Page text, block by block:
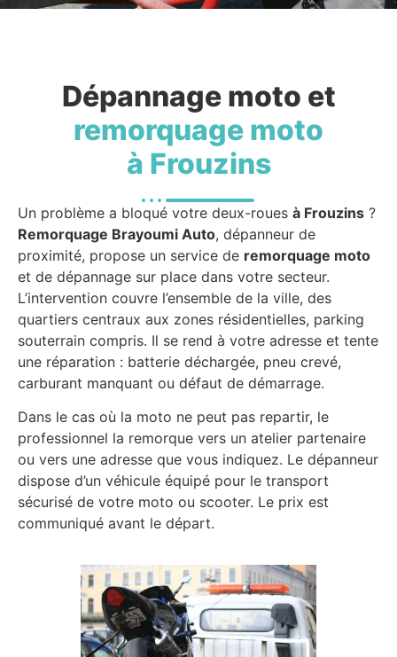
Dépannage moto et
remorquage moto
à Frouzins
Un problème a bloqué votre deux-roues à Frouzins ?
Remorquage Brayoumi Auto, dépanneur de
proximité, propose un service de remorquage moto
et de dépannage sur place dans votre secteur.
L’intervention couvre l’ensemble de la ville, des
quartiers centraux aux zones résidentielles, parking
souterrain compris. Il se rend à votre adresse et tente
une réparation : batterie déchargée, pneu crevé,
carburant manquant ou défaut de démarrage.
Dans le cas où la moto ne peut pas repartir, le
professionnel la remorque vers un atelier partenaire
ou vers une adresse que vous indiquez. Le dépanneur
dispose d’un véhicule équipé pour le transport
sécurisé de votre moto ou scooter. Le prix est
communiqué avant le départ.